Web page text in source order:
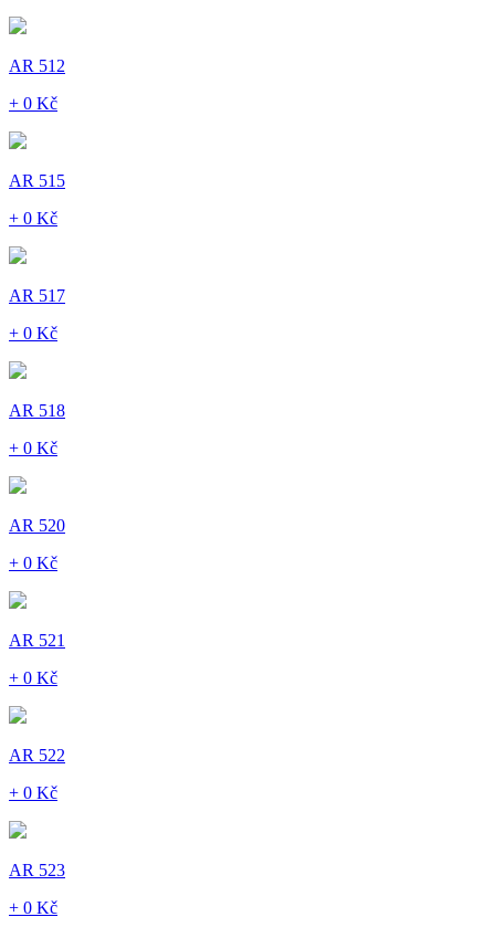
AR 512
+ 0 Kč
AR 515
+ 0 Kč
AR 517
+ 0 Kč
AR 518
+ 0 Kč
AR 520
+ 0 Kč
AR 521
+ 0 Kč
AR 522
+ 0 Kč
AR 523
+ 0 Kč